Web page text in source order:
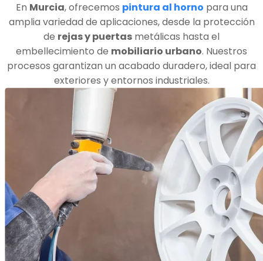
En Murcia, ofrecemos pintura al horno para una
amplia variedad de aplicaciones, desde la protección
de rejas y puertas metálicas hasta el
embellecimiento de mobiliario urbano. Nuestros
procesos garantizan un acabado duradero, ideal para
exteriores y entornos industriales.